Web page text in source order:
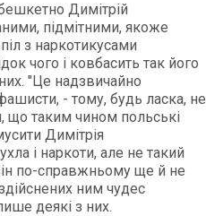
Димітрій
підмітними, якоже
з наркотикусами
чого і ковбасить так його
"Це надзвичайно
- тому, будь ласка, не
що таким чином польські
Димітрія
і наркоти, але не такий
по-справжньому ще й не
ним чудес
деякі з них.